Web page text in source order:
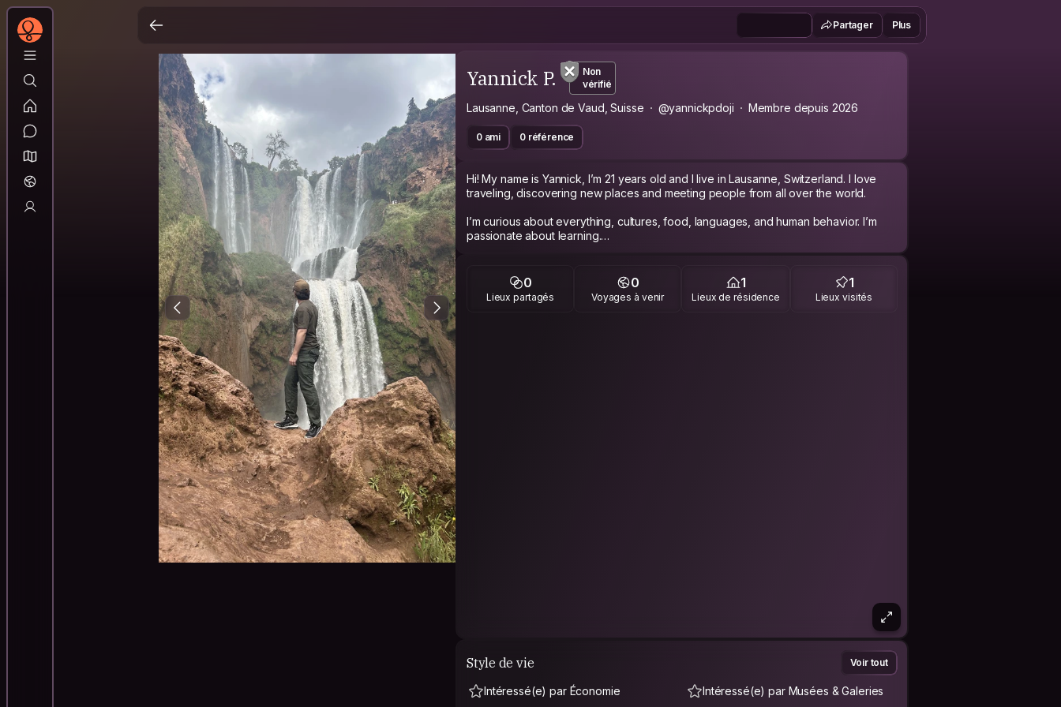
Partager Plus
Yannick P.
Non
vérifié
Lausanne, Canton de Vaud, Suisse @yannickpdoji Membre depuis 2026
0 ami 0 référence
Hi! My name is Yannick, I’m 21 years old and I live in Lausanne, Switzerland. I love
traveling, discovering new places and meeting people from all over the world.
I’m curious about everything, cultures, food, languages, and human behavior. I’m
passionate about learning.
genuine connections wherever I go!
0
Lieux partagés
0
Voyages à venir
1
Lieux de résidence
1
Lieux visités
Style de vie Voir tout
Intéressé(e) par Économie Intéressé(e) par Musées & Galeries